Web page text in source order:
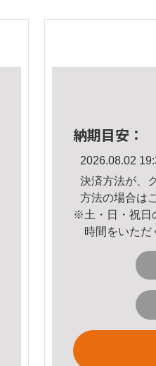
納期目安：
2026.08.02
決済方法が、
方法の場合は
※土・日・祝日
時間をいただ